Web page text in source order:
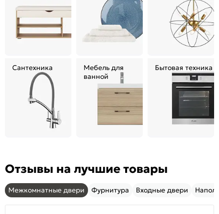
Сантехника
Мебель для
ванной
Бытовая техника
Отзывы на лучшие товары
Межкомнатные двери Фурнитура Входные двери